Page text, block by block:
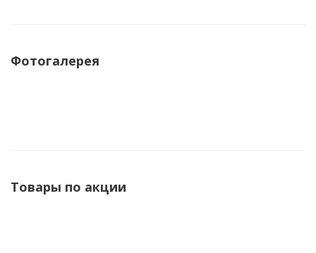
Фотогалерея
Товары по акции